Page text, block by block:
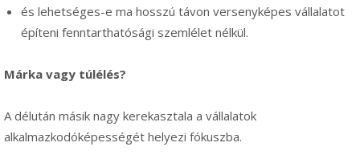
és lehetséges-e ma hosszú távon versenyképes vállalatot
építeni fenntarthatósági szemlélet nélkül.
Márka vagy túlélés?
A délután másik nagy kerekasztala a vállalatok
alkalmazkodóképességét helyezi fókuszba.